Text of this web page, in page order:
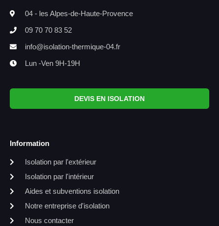
04 - les Alpes-de-Haute-Provence
09 70 70 83 52
info@isolation-thermique-04.fr
Lun -Ven 9H-19H
DEVIS EN ISOLATION
Information
Isolation par l'extérieur
Isolation par l'intérieur
Aides et subventions isolation
Notre entreprise d'isolation
Nous contacter